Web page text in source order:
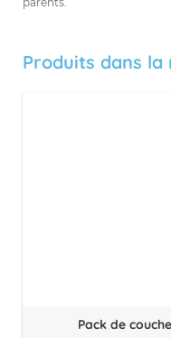
Produits dans
Pack de